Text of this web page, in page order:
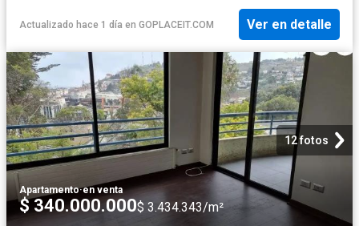
Actualizado hace 1 día en GOPLACEIT.COM Ver en detalle
12 fotos
Apartamento·en venta
$ 340.000.000$ 3.434.343/m²